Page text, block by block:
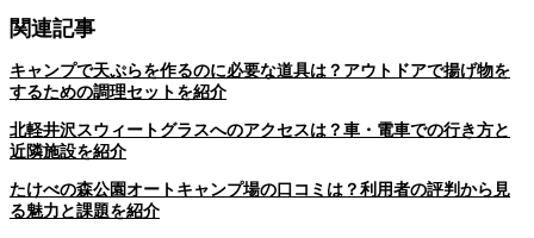
関連記事
キャンプで天ぷらを作るのに必要な道具は？アウトドアで揚げ物を
するための調理セットを紹介
北軽井沢スウィートグラスへのアクセスは？車・電車での行き方と
近隣施設を紹介
たけべの森公園オートキャンプ場の口コミは？利用者の評判から見
る魅力と課題を紹介